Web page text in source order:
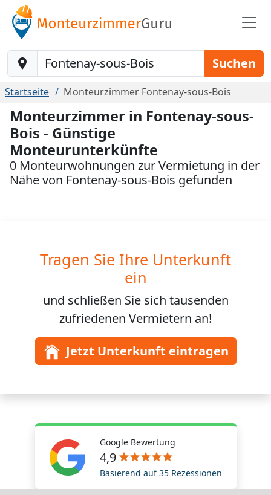
Baustelle-Location Suchen
Startseite Monteurzimmer Fontenay-sous-Bois
Monteurzimmer in Fontenay-sous-
Bois - Günstige
Monteurunterkünfte
0 Monteurwohnungen zur Vermietung in der
Nähe von Fontenay-sous-Bois gefunden
Tragen Sie Ihre Unterkunft
ein
und schließen Sie sich tausenden
zufriedenen Vermietern an!
Jetzt Unterkunft eintragen
Google Bewertung
4,9
Basierend auf 35 Rezessionen